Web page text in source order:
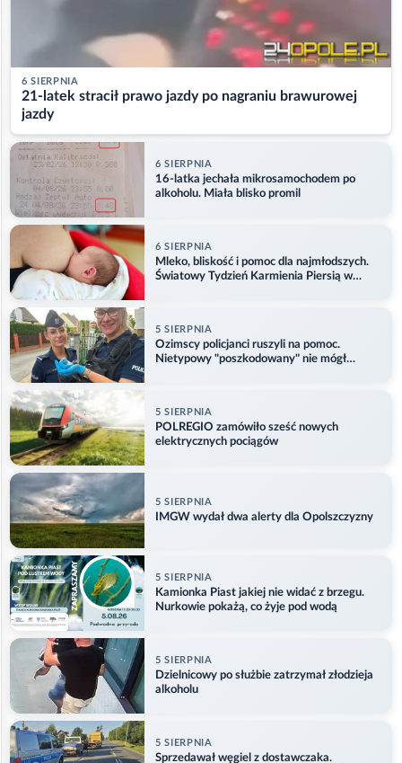
6 SIERPNIA
21-latek stracił prawo jazdy po nagraniu brawurowej
jazdy
6 SIERPNIA
16-latka jechała mikrosamochodem po
alkoholu. Miała blisko promil
6 SIERPNIA
Mleko, bliskość i pomoc dla najmłodszych.
Światowy Tydzień Karmienia Piersią w
5 SIERPNIA
Ozimscy policjanci ruszyli na pomoc.
Nietypowy "poszkodowany" nie mógł
5 SIERPNIA
POLREGIO zamówiło sześć nowych
elektrycznych pociągów
5 SIERPNIA
IMGW wydał dwa alerty dla Opolszczyzny
5 SIERPNIA
Kamionka Piast jakiej nie widać z brzegu.
Nurkowie pokażą, co żyje pod wodą
5 SIERPNIA
Dzielnicowy po służbie zatrzymał złodzieja
alkoholu
5 SIERPNIA
Sprzedawał węgiel z dostawczaka.